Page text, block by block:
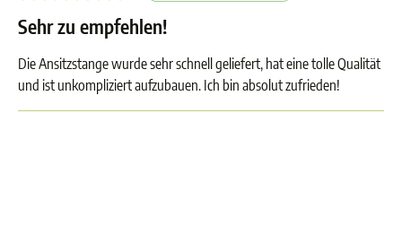
Sehr zu empfehlen!
Die Ansitzstange wurde sehr schnell geliefert, hat eine tolle Qualität
und ist unkompliziert aufzubauen. Ich bin absolut zufrieden!